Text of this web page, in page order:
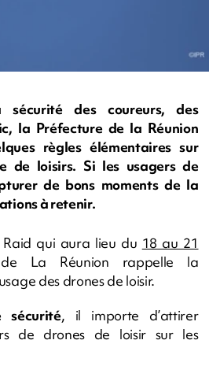
des coureurs, des
la Préfecture de la Réunion
règles élémentaires sur
de loisirs. Si les usagers de
de bons moments de la
à retenir.
qui aura lieu du 18 au 21
La Réunion rappelle la
des drones de loisir.
sécurité, il importe d’attirer
de drones de loisir sur les